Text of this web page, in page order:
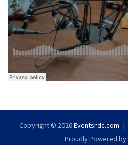
Copyright © 2026Eventsrdc.com
Proudly Powered by: